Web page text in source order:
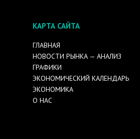
КАРТА САЙТА
ГЛАВНАЯ
НОВОСТИ РЫНКА — АНАЛИЗ
ГРАФИКИ
ЭКОНОМИЧЕСКИЙ КАЛЕНДАРЬ
ЭКОНОМИКА
О НАС